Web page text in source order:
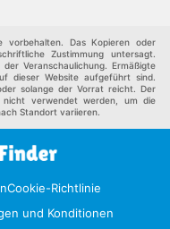
vorbehalten. Das Kopieren oder
Zustimmung untersagt.
Veranschaulichung. Ermäßigte
dieser Website aufgeführt sind.
solange der Vorrat reicht. Der
verwendet werden, um die
Standort variieren.
Cookie-Richtlinie
und Konditionen